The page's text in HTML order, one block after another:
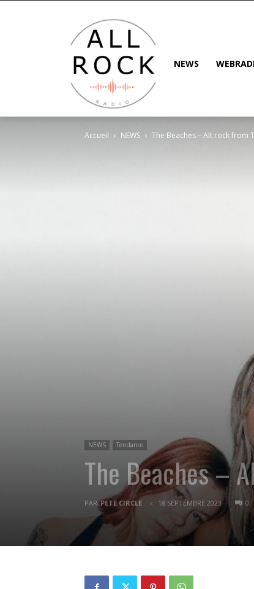
NEWS
Accueil NEWS The Beaches – Alt rock from
NEWS Tendance
The Beaches –
PAR PETE CIRCLE 18 SEPTEMBRE 2023 0